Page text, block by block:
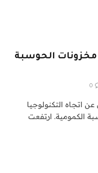
الحوسبة
0
اتجاه التكنولوجيا
الكمومية. ارتفعت